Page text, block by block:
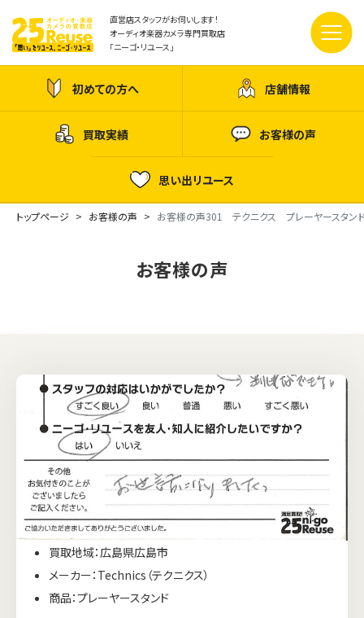
直営店スタッフがお伺いします！
オーディオ楽器カメラ専門買取店
「ニーゴ・リユース」
初めての方へ 店舗情報
買取実績 お客様の声
思い出リユース
トップページ お客様の声 お客様の声301 テクニクス プレーヤースタ
お客様の声
買取地域：広島県広島市
メーカー：Technics（テクニクス）
商品：プレーヤースタンド